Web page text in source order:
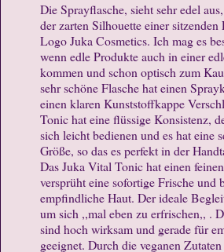
Die Sprayflasche, sieht sehr edel
der zarten Silhouette einer sitzenden
Logo Juka Cosmetics. Ich mag es
wenn edle Produkte auch in einer
kommen und schon optisch zum
sehr schöne Flasche hat einen
einen klaren Kunststoffkappe
Tonic hat eine flüssige Konsistenz,
sich leicht bedienen und es hat eine
Größe, so das es perfekt in der
Das Juka Vital Tonic hat einen
versprüht eine sofortige Frische und
empfindliche Haut. Der ideale
um sich ,,mal eben zu erfrischen,, .
sind hoch wirksam und gerade für
geeignet. Durch die veganen